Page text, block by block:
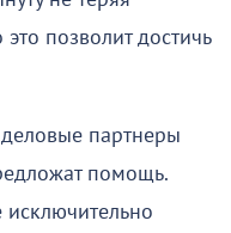
позволит достичь
партнеры
помощь.